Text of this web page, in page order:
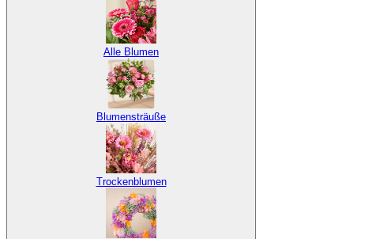
Alle Blumen
Blumensträuße
Trockenblumen